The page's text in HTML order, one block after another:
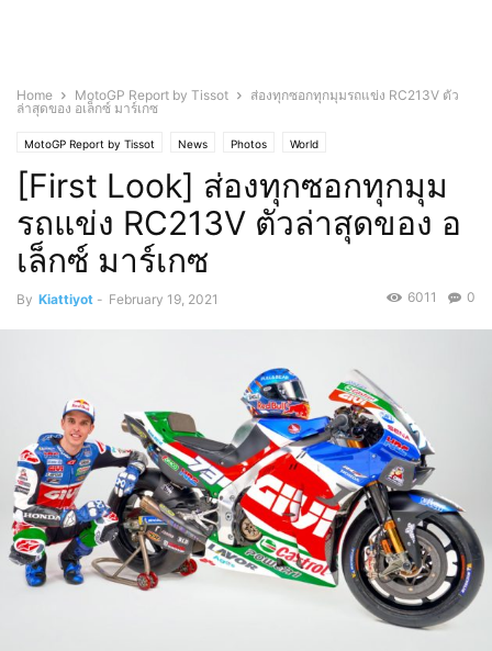
Home MotoGP Report by Tissot
ส่องทุกซอกทุกมุมรถแข่ง RC213V ตัว
ล่าสุดของ อเล็กซ์ มาร์เกซ
MotoGP Report by Tissot News Photos World
[First Look] ส่องทุกซอกทุกมุม
รถแข่ง RC213V ตัวล่าสุดของ อ
เล็กซ์ มาร์เกซ
By Kiattiyot - February 19, 2021 0
6011